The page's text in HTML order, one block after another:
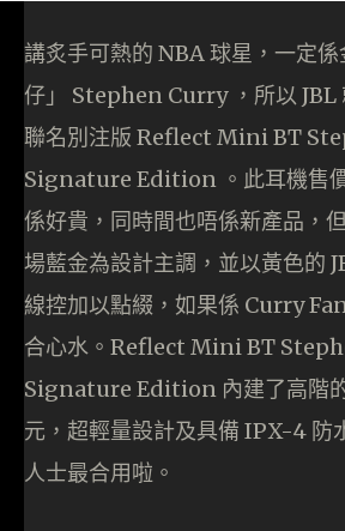
講炙手可熱的 NBA 球星，一定
仔」 Stephen Curry ，所以 JBL
聯名別注版 Reflect Mini BT
Signature Edition 。此耳機售
係好貴，同時間也唔係新產品，
場藍金為設計主調，並以黃色的
線控加以點綴，如果係 Curry
合心水。Reflect Mini BT
Signature Edition 內建了高階
元，超輕量設計及具備 IPX-4 防
人士最合用啦。